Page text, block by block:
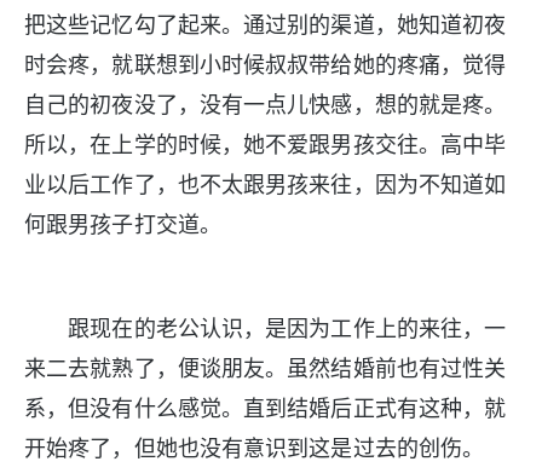
把这些记忆勾了起来。通过别的渠道，她知道初夜
时会疼，就联想到小时候叔叔带给她的疼痛，觉得
自己的初夜没了，没有一点儿快感，想的就是疼。
所以，在上学的时候，她不爱跟男孩交往。高中毕
业以后工作了，也不太跟男孩来往，因为不知道如
何跟男孩子打交道。
跟现在的老公认识，是因为工作上的来往，一
来二去就熟了，便谈朋友。虽然结婚前也有过性关
系，但没有什么感觉。直到结婚后正式有这种，就
开始疼了，但她也没有意识到这是过去的创伤。